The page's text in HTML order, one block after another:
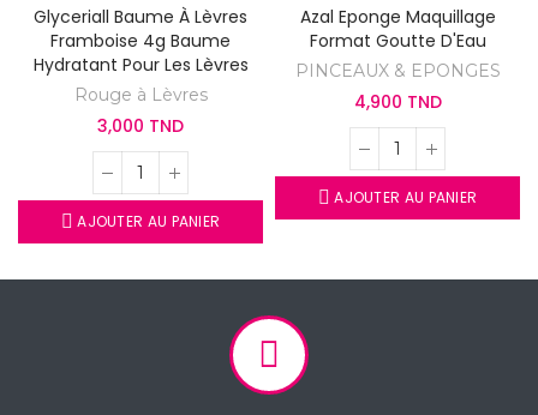
Glyceriall Baume À Lèvres
Framboise 4g Baume
Hydratant Pour Les Lèvres
Rouge à Lèvres
3,000 TND
AJOUTER AU PANIER
Azal Eponge Maquillage
Format Goutte D'Eau
PINCEAUX & EPONGES
4,900 TND
AJOUTER AU PANIER